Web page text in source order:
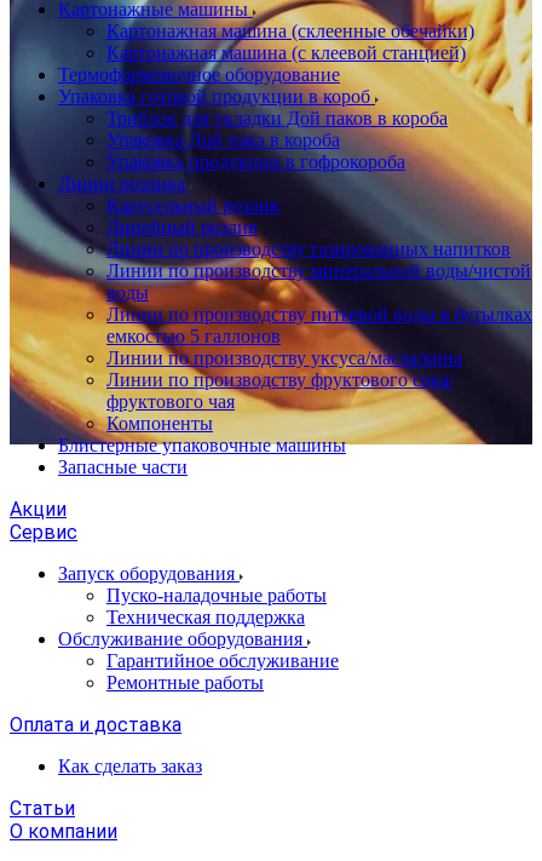
Картонажные машины
Картонажная машина (склеенные обечайки)
Картонажная машина (с клеевой станцией)
Термоформовочное оборудование
Упаковка готовой продукции в короб
Триблок для укладки Дой паков в короба
Упаковка Дой пака в короба
Упаковка продукции в гофрокороба
Линии розлива
Карусельный розлив
Линейный розлив
Линии по производству газированных напитков
Линии по производству минеральной воды/чистой
воды
Линии по производству питьевой воды в бутылках
емкостью 5 галлонов
Линии по производству уксуса/масла/вина
Линии по производству фруктового сока/
фруктового чая
Компоненты
Блистерные упаковочные машины
Запасные части
Акции
Сервис
Запуск оборудования
Пуско-наладочные работы
Техническая поддержка
Обслуживание оборудования
Гарантийное обслуживание
Ремонтные работы
Оплата и доставка
Как сделать заказ
Статьи
О компании